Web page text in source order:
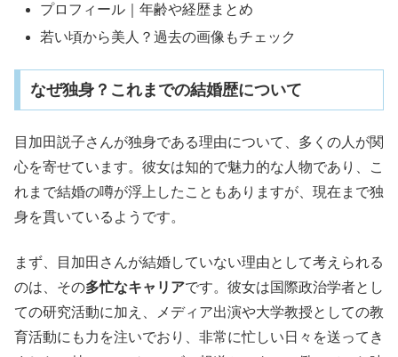
プロフィール｜年齢や経歴まとめ
若い頃から美人？過去の画像もチェック
なぜ独身？これまでの結婚歴について
目加田説子さんが独身である理由について、多くの人が関
心を寄せています。彼女は知的で魅力的な人物であり、こ
れまで結婚の噂が浮上したこともありますが、現在まで独
身を貫いているようです。
まず、目加田さんが結婚していない理由として考えられる
のは、その多忙なキャリアです。彼女は国際政治学者とし
ての研究活動に加え、メディア出演や大学教授としての教
育活動にも力を注いでおり、非常に忙しい日々を送ってき